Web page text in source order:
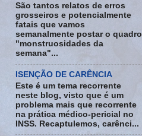
São tantos relatos de erros
grosseiros e potencialmente
fatais que vamos
semanalmente postar o quadro
"monstruosidades da
semana"...
ISENÇÃO DE CARÊNCIA
Este é um tema recorrente
neste blog, visto que é um
problema mais que recorrente
na prática médico-pericial no
INSS. Recaptulemos, carênci...